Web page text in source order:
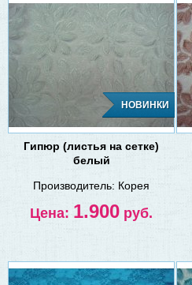
НОВИНКИ
Гипюр (листья на сетке)
белый
Производитель: Корея
Цена: 1.900 руб.